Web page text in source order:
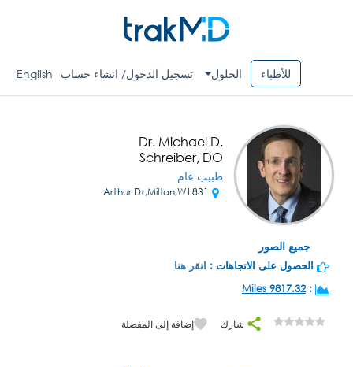
للأطباء الحلول تسجيل الدخول/ انشاء حساب English
جميع الصور
Dr. Michael D.
Schreiber, DO
طبيب عام
الحصول على الاتجاهات : انقر هنا
:
9817.32 Miles
شارك إضافة إلى المفضلة